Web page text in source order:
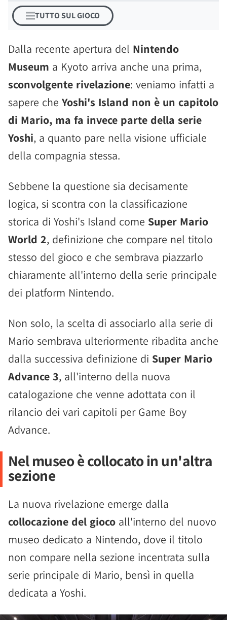
TUTTO SUL GIOCO
Dalla recente apertura del Nintendo
Museum a Kyoto arriva anche una prima,
sconvolgente rivelazione: veniamo infatti a
sapere che Yoshi's Island non è un capitolo
di Mario, ma fa invece parte della serie
Yoshi, a quanto pare nella visione ufficiale
della compagnia stessa.
Sebbene la questione sia decisamente
logica, si scontra con la classificazione
storica di Yoshi's Island come Super Mario
World 2, definizione che compare nel titolo
stesso del gioco e che sembrava piazzarlo
chiaramente all'interno della serie principale
dei platform Nintendo.
Non solo, la scelta di associarlo alla serie di
Mario sembrava ulteriormente ribadita anche
dalla successiva definizione di Super Mario
Advance 3, all'interno della nuova
catalogazione che venne adottata con il
rilancio dei vari capitoli per Game Boy
Advance.
Nel museo è collocato in un'altra
sezione
La nuova rivelazione emerge dalla
collocazione del gioco all'interno del nuovo
museo dedicato a Nintendo, dove il titolo
non compare nella sezione incentrata sulla
serie principale di Mario, bensì in quella
dedicata a Yoshi.